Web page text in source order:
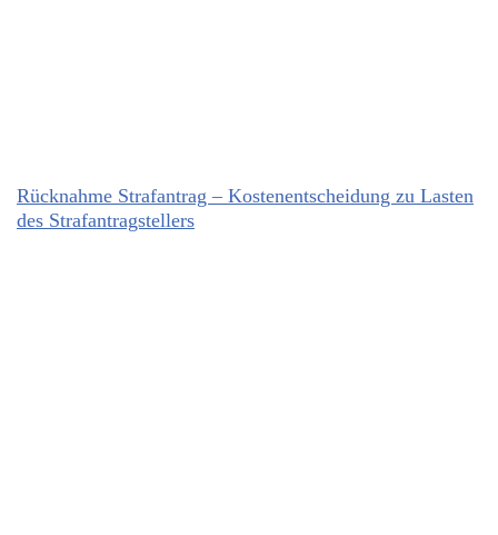
Rücknahme Strafantrag – Kostenentscheidung zu Lasten
des Strafantragstellers